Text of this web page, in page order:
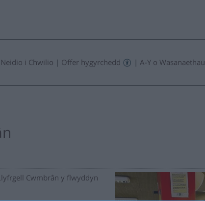
Neidio i Chwilio | Offer hygyrchedd |A-Y o Wasanaethau
Cwmbrân y flwyddyn